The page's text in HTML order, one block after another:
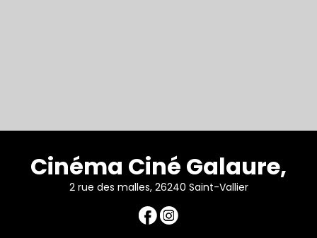
Cinéma Ciné Galaure,
2 rue des malles, 26240 Saint-Vallier